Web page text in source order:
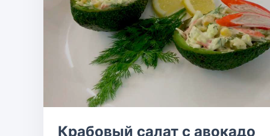
Крабовый салат с авокадо